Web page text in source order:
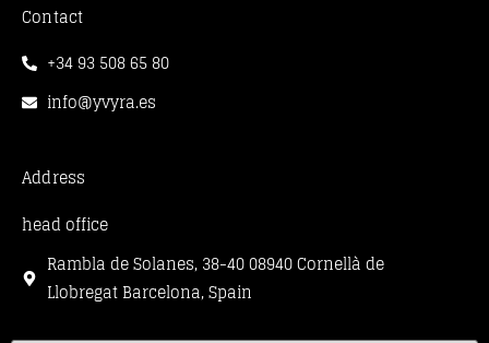
Contact
+34 93 508 65 80
info@yvyra.es
Address
head office
Rambla de Solanes, 38-40 08940 Cornellà de
Llobregat Barcelona, Spain